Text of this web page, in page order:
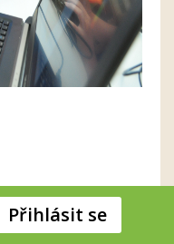
Přihlásit se